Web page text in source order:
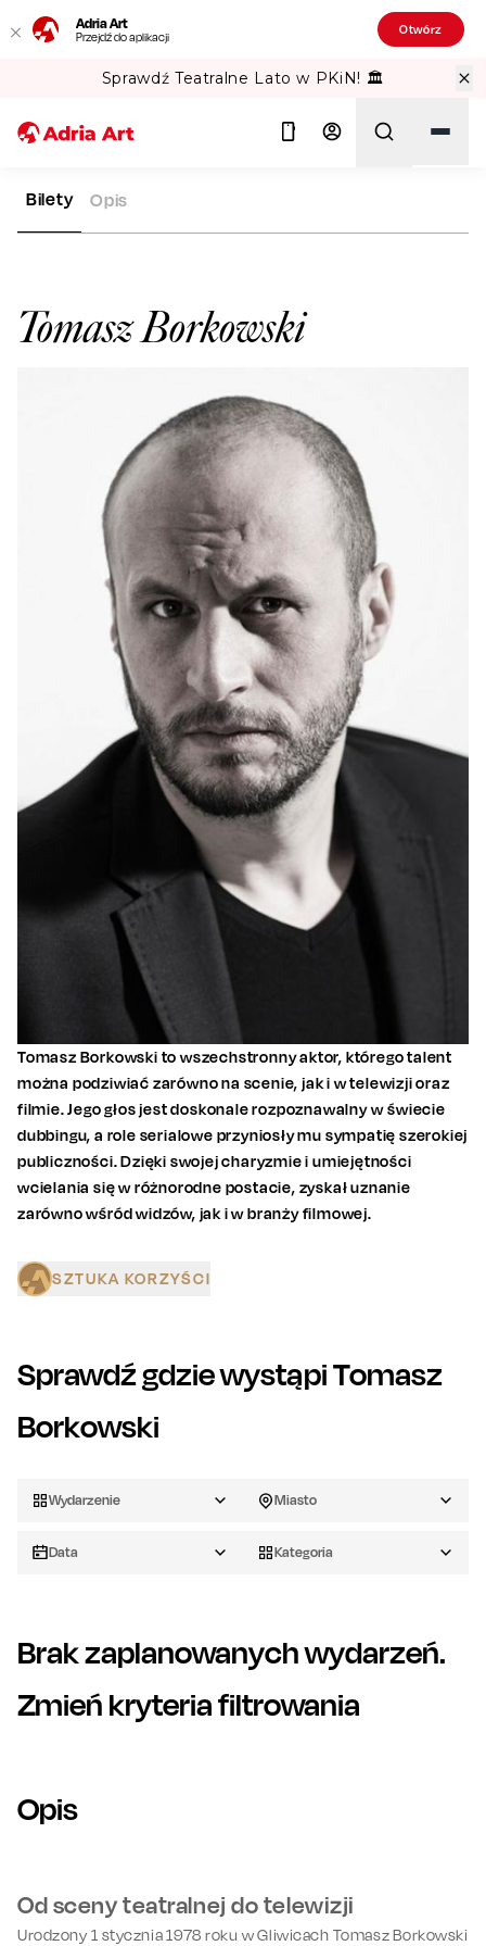
Adria Art
Przejdź do aplikacji Otwórz
Sprawdź Teatralne Lato w PKiN! 🏛️
ADRIA ART
Tomasz Borkowski
Bilety Opis
Tomasz Borkowski to wszechstronny aktor, którego talent
można podziwiać zarówno na scenie, jak i w telewizji oraz
filmie. Jego głos jest doskonale rozpoznawalny w świecie
dubbingu, a role serialowe przyniosły mu sympatię szerokiej
publiczności. Dzięki swojej charyzmie i umiejętności
wcielania się w różnorodne postacie, zyskał uznanie
zarówno wśród widzów, jak i w branży filmowej.
SZTUKA KORZYŚCI
Sprawdź gdzie wystąpiTomasz
Borkowski
Wydarzenie Miasto
Data Kategoria
Brak zaplanowanych wydarzeń.
Zmień kryteria filtrowania
Opis
Od sceny teatralnej do telewizji
Urodzony 1 stycznia 1978 roku w Gliwicach Tomasz Borkowski